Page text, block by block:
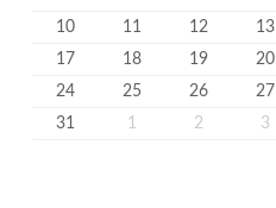
10
11 12 13
17
18 19 20
24
25 26 27
31
1 2 3